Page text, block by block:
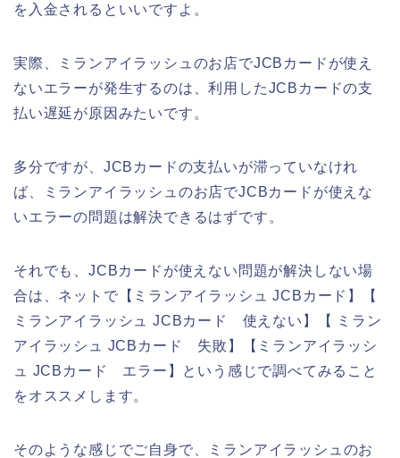
を入金されるといいですよ。
実際、ミランアイラッシュのお店でJCBカードが使え
ないエラーが発生するのは、利用したJCBカードの支
払い遅延が原因みたいです。
多分ですが、JCBカードの支払いが滞っていなけれ
ば、ミランアイラッシュのお店でJCBカードが使えな
いエラーの問題は解決できるはずです。
それでも、JCBカードが使えない問題が解決しない場
合は、ネットで【ミランアイラッシュ JCBカード】【
ミランアイラッシュ JCBカード 使えない】【 ミラン
アイラッシュ JCBカード 失敗】【ミランアイラッシ
ュ JCBカード エラー】という感じで調べてみること
をオススメします。
そのような感じでご自身で、ミランアイラッシュのお